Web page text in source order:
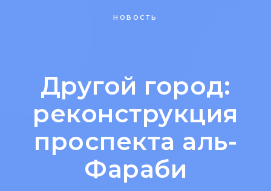
НОВОСТЬ
Другой город:
реконструкция
проспекта аль-
Фараби